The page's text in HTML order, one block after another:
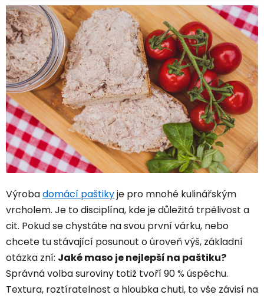
Výrobadomácí paštikyje pro mnohé kulinářským
vrcholem. Je to disciplína, kde je důležitá trpělivost a
cit. Pokud se chystáte na svou první várku, nebo
chcete tu stávající posunout o úroveň výš, základní
otázka zní: Jaké maso je nejlepší na paštiku?
Správná volba suroviny totiž tvoří 90 % úspěchu.
Textura, roztíratelnost a hloubka chuti, to vše závisí na